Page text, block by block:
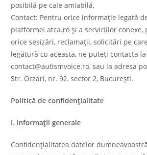
posibilă pe cale amiabilă.
Contact: Pentru orice informaţie legată
platformei atca.ro şi a serviciilor conexe,
orice sesizări, reclamaţii, solicitări pe
legătură cu aceasta, ne puteţi contacta
contact@autismvoice.ro, sau la adresa
Str. Orzari, nr. 92, sector 2, București.
Politică de confidențialitate
I. Informații generale
Confidențialitatea datelor